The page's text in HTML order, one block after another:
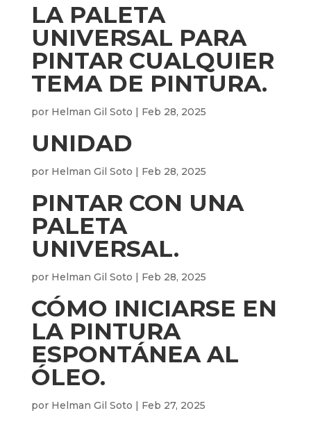
LA PALETA
UNIVERSAL PARA
PINTAR CUALQUIER
TEMA DE PINTURA.
por Helman Gil Soto | Feb 28, 2025
UNIDAD
por Helman Gil Soto | Feb 28, 2025
PINTAR CON UNA
PALETA
UNIVERSAL.
por Helman Gil Soto | Feb 28, 2025
CÓMO INICIARSE EN
LA PINTURA
ESPONTÁNEA AL
ÓLEO.
por Helman Gil Soto | Feb 27, 2025